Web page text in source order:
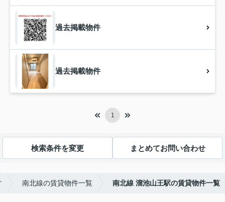
過去掲載物件
過去掲載物件
1
検索条件を変更 まとめてお問い合わせ
南北線の賃貸物件一覧 南北線 溜池山王駅の賃貸物件一覧